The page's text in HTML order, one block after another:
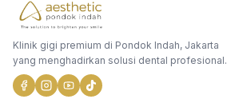
Klinik gigi premium di Pondok Indah, Jakarta
yang menghadirkan solusi dental profesional.